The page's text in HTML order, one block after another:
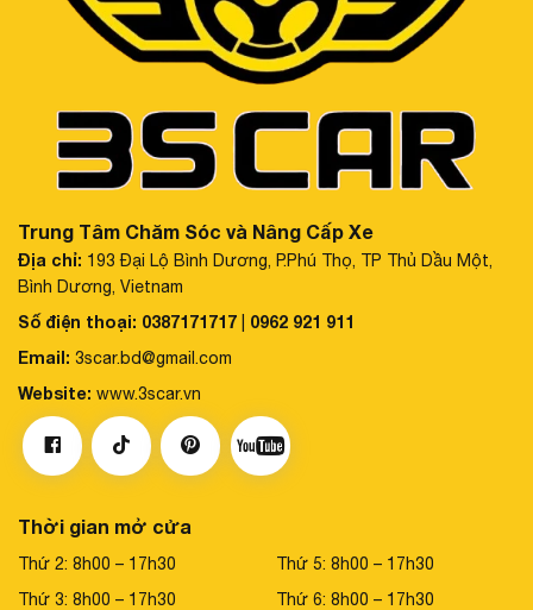
Trung Tâm Chăm Sóc và Nâng Cấp Xe
Địa chỉ: 193 Đại Lộ Bình Dương, P.Phú Thọ, TP Thủ Dầu Một,
Bình Dương, Vietnam
Số điện thoại: 0387171717
0962 921 911
Email: 3scar.bd@gmail.com
Website: www.3scar.vn
Thời gian mở cửa
Thứ 2: 8h00 – 17h30
Thứ 3: 8h00 – 17h30
Thứ 5: 8h00 – 17h30
Thứ 6: 8h00 – 17h30